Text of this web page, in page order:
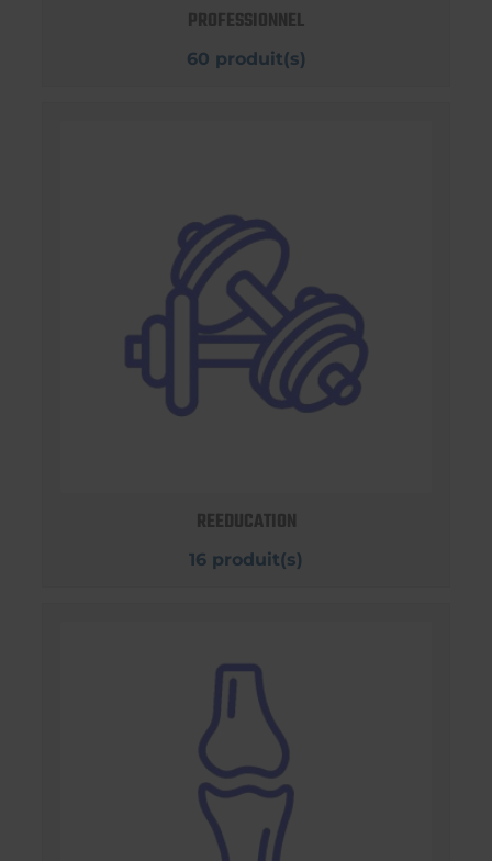
PROFESSIONNEL
60 produit(s)
REEDUCATION
16 produit(s)